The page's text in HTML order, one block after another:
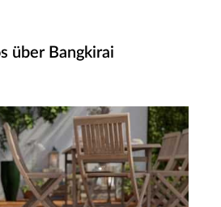
über Bangkirai